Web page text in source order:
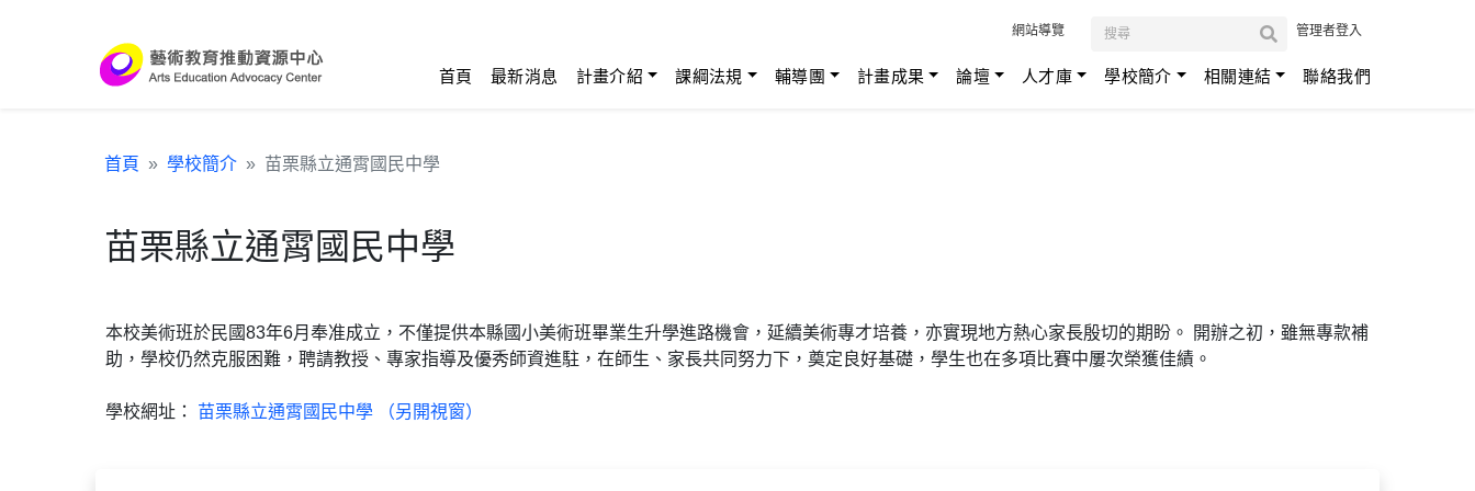
網站導覽 管理者登入
首頁 最新消息 計畫介紹 課綱法規 輔導團 計畫成果 論壇 人才庫 學校簡介 相關連結 聯絡我們
首頁 學校簡介 苗栗縣立通霄國民中學
苗栗縣立通霄國民中學
本校美術班於民國83年6月奉准成立，不僅提供本縣國小美術班畢業生升學進路機會，延續美術專才培養，亦實現地方熱心家長殷切的期盼。 開辦之初，雖無專款補
助，學校仍然克服困難，聘請教授、專家指導及優秀師資進駐，在師生、家長共同努力下，奠定良好基礎，學生也在多項比賽中屢次榮獲佳績。
學校網址： 苗栗縣立通霄國民中學 （另開視窗）